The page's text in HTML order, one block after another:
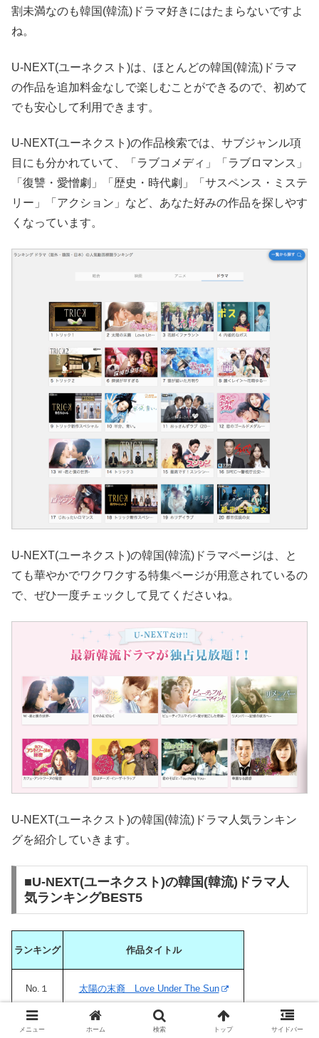
割未満なのも韓国(韓流)ドラマ好きにはたまらないですよ
ね。
U-NEXT(ユーネクスト)は、ほとんどの韓国(韓流)ドラマ
の作品を追加料金なしで楽しむことができるので、初めて
でも安心して利用できます。
U-NEXT(ユーネクスト)の作品検索では、サブジャンル項
目にも分かれていて、「ラブコメディ」「ラブロマンス」
「復讐・愛憎劇」「歴史・時代劇」「サスペンス・ミステ
リー」「アクション」など、あなた好みの作品を探しやす
くなっています。
U-NEXT(ユーネクスト)の韓国(韓流)ドラマページは、と
ても華やかでワクワクする特集ページが用意されているの
で、ぜひ一度チェックして見てくださいね。
U-NEXT(ユーネクスト)の韓国(韓流)ドラマ人気ランキン
グを紹介していきます。
■U-NEXT(ユーネクスト)の韓国(韓流)ドラマ人
気ランキングBEST5
ランキング 作品タイトル
No.１ 太陽の末裔 Love Under The Sun
No.２ 花郎＜ファラン＞
メニュー ホーム 検索 トップ サイドバー